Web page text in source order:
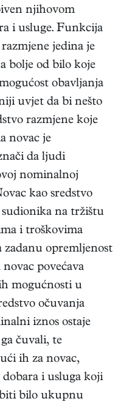
njihovom
i usluge. Funkcija
jedina je
bolje od bilo koje
obavljanja
uvjet da bi nešto
razmjene koje
novac je
da ljudi
nominalnoj
kao sredstvo
na tržištu
i troškovima
opremljenost
povećava
mogućnosti u
očuvanja
iznos ostaje
čuvali, te
ih za novac,
i usluga koji
bilo ukupnu